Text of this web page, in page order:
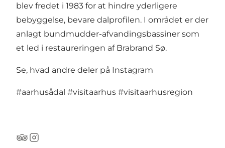
blev fredet i 1983 for at hindre yderligere
bebyggelse, bevare dalprofilen. I området er der
anlagt bundmudder-afvandingsbassiner som
et led i restaureringen af Brabrand Sø.
Se, hvad andre deler på Instagram
#aarhusådal #visitaarhus #visitaarhusregion
Tripadvisor
Instagram